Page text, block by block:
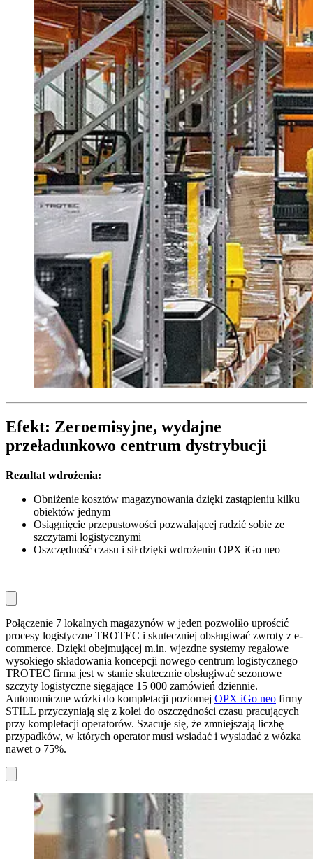
Efekt: Zeroemisyjne, wydajne
przeładunkowo centrum dystrybucji
Rezultat wdrożenia:
Obniżenie kosztów magazynowania dzięki zastąpieniu kilku
obiektów jednym
Osiągnięcie przepustowości pozwalającej radzić sobie ze
szczytami logistycznymi
Oszczędność czasu i sił dzięki wdrożeniu OPX iGo neo
Połączenie 7 lokalnych magazynów w jeden pozwoliło uprościć
procesy logistyczne TROTEC i skuteczniej obsługiwać zwroty z e-
commerce. Dzięki obejmującej m.in. wjezdne systemy regałowe
wysokiego składowania koncepcji nowego centrum logistycznego
TROTEC firma jest w stanie skutecznie obsługiwać sezonowe
szczyty logistyczne sięgające 15 000 zamówień dziennie.
Autonomiczne wózki do kompletacji poziomej OPX iGo neo firmy
STILL przyczyniają się z kolei do oszczędności czasu pracujących
przy kompletacji operatorów. Szacuje się, że zmniejszają liczbę
przypadków, w których operator musi wsiadać i wysiadać z wózka
nawet o 75%.